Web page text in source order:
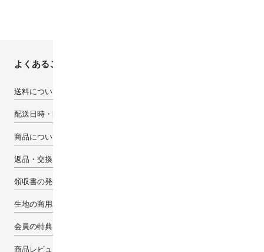
よくあるご質問
送料について
配送日時・配送先について
商品について
返品・交換・キャンセルについて
領収書の発行について
生地の商用利用について
会員の特典
商品レビューで100pt